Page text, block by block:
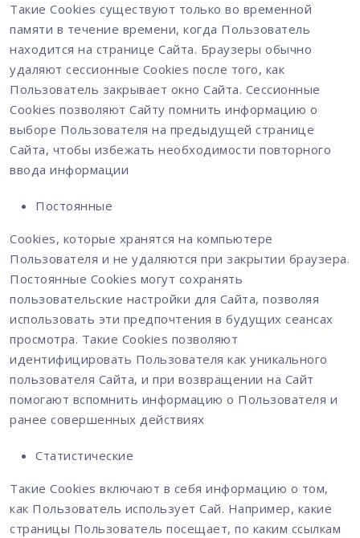
Такие Cookies существуют только во временной
памяти в течение времени, когда Пользователь
находится на странице Сайта. Браузеры обычно
удаляют сессионные Cookies после того, как
Пользователь закрывает окно Сайта. Сессионные
Cookies позволяют Сайту помнить информацию о
выборе Пользователя на предыдущей странице
Сайта, чтобы избежать необходимости повторного
ввода информации
Постоянные
Cookies, которые хранятся на компьютере
Пользователя и не удаляются при закрытии браузера.
Постоянные Cookies могут сохранять
пользовательские настройки для Сайта, позволяя
использовать эти предпочтения в будущих сеансах
просмотра. Такие Cookies позволяют
идентифицировать Пользователя как уникального
пользователя Сайта, и при возвращении на Сайт
помогают вспомнить информацию о Пользователя и
ранее совершенных действиях
Статистические
Такие Cookies включают в себя информацию о том,
как Пользователь использует Сай. Например, какие
страницы Пользователь посещает, по каким ссылкам